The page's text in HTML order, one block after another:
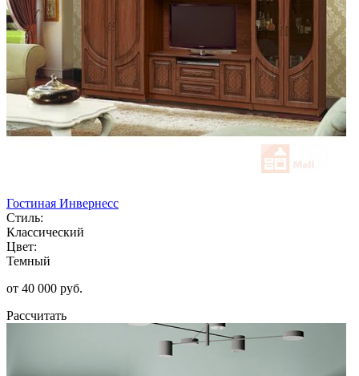
Гостиная Инвернесс
Стиль:
Классический
Цвет:
Темный
от 40 000 руб.
Рассчитать